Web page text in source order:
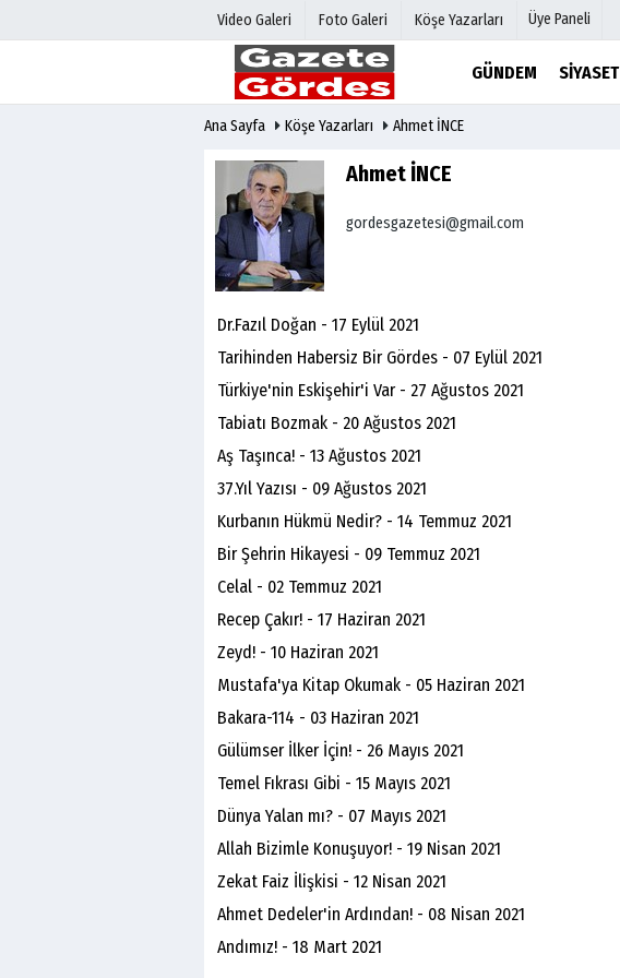
Video Galeri Foto Galeri Köşe Yazarları Üye Paneli
GÜNDEM SIYASET
Hava Durumu
Gazete Manşetleri
Biyografiler
Ana Sayfa Köşe Yazarları Ahmet İNCE
Ahmet İNCE
gordesgazetesi@gmail.com
Dr.Fazıl Doğan - 17 Eylül 2021
Tarihinden Habersiz Bir Gördes - 07 Eylül 2021
Türkiye'nin Eskişehir'i Var - 27 Ağustos 2021
Tabiatı Bozmak - 20 Ağustos 2021
Aş Taşınca! - 13 Ağustos 2021
37.Yıl Yazısı - 09 Ağustos 2021
Kurbanın Hükmü Nedir? - 14 Temmuz 2021
Bir Şehrin Hikayesi - 09 Temmuz 2021
Celal - 02 Temmuz 2021
Recep Çakır! - 17 Haziran 2021
Zeyd! - 10 Haziran 2021
Mustafa'ya Kitap Okumak - 05 Haziran 2021
Bakara-114 - 03 Haziran 2021
Gülümser İlker İçin! - 26 Mayıs 2021
Temel Fıkrası Gibi - 15 Mayıs 2021
Dünya Yalan mı? - 07 Mayıs 2021
Allah Bizimle Konuşuyor! - 19 Nisan 2021
Zekat Faiz İlişkisi - 12 Nisan 2021
Ahmet Dedeler'in Ardından! - 08 Nisan 2021
Andımız! - 18 Mart 2021